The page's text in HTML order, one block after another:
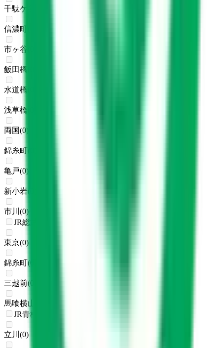
千駄ケ谷
信濃町
市ヶ谷
飯田橋
水道橋
浅草橋
両国(0
錦糸町
亀戸(0)
新小岩(
市川 (0)
JR総武本線
東京(0)
錦糸町(
三越前(0
馬喰横山
JR青梅線
立川 (0)